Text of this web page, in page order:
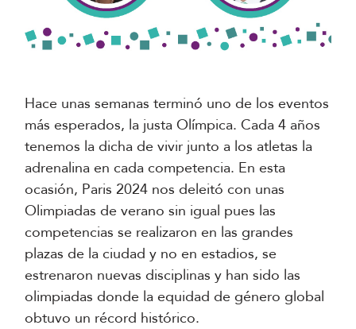
Hace unas semanas terminó uno de los eventos
más esperados, la justa Olímpica. Cada 4 años
tenemos la dicha de vivir junto a los atletas la
adrenalina en cada competencia. En esta
ocasión, Paris 2024 nos deleitó con unas
Olimpiadas de verano sin igual pues las
competencias se realizaron en las grandes
plazas de la ciudad y no en estadios, se
estrenaron nuevas disciplinas y han sido las
olimpiadas donde la equidad de género global
obtuvo un récord histórico.